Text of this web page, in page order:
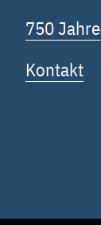
750 Jahre
Kontakt